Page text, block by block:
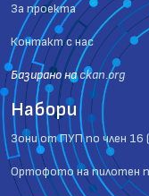
За проекта
Контакт с нас
Базиранo наckan.org
Набори
Зони от ПУП по член 16
Ортофото на пилотен